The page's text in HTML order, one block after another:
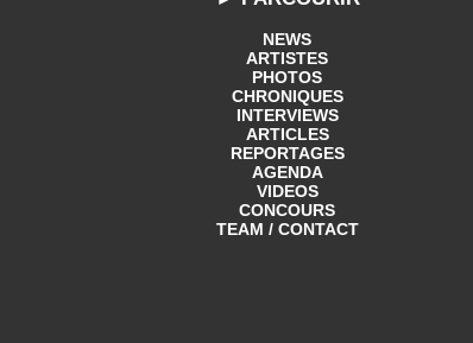
NEWS
ARTISTES
PHOTOS
CHRONIQUES
INTERVIEWS
ARTICLES
REPORTAGES
AGENDA
VIDEOS
CONCOURS
TEAM / CONTACT